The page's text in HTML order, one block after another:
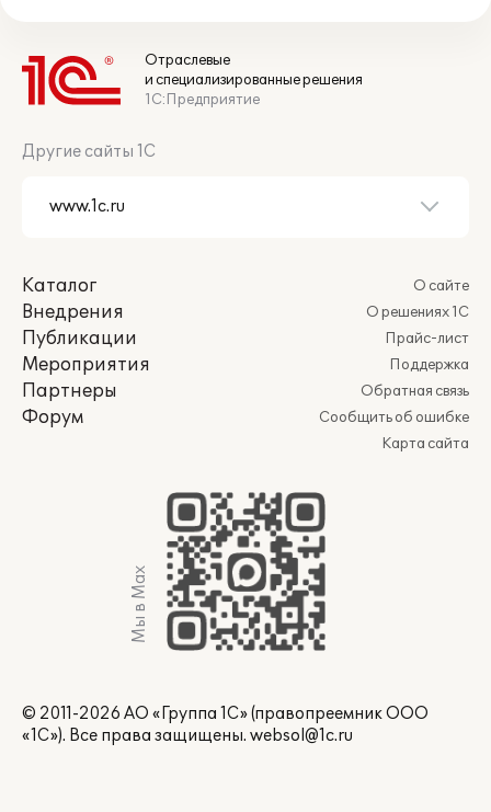
Отраслевые
и специализированные решения
1С:Предприятие
Другие сайты 1С
Каталог
Внедрения
Публикации
Мероприятия
Партнеры
Форум
О сайте
О решениях 1С
Прайс-лист
Поддержка
Обратная связь
Сообщить об ошибке
Карта сайта
Мы в Max
© 2011-2026 АО «Группа 1С» (правопреемник ООО
«1С»). Все права защищены. websol@1c.ru